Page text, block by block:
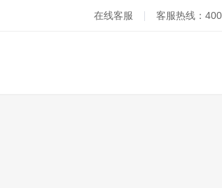
在线客服 客服热线：